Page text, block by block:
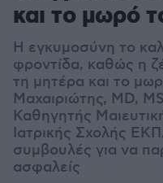
και το μωρό
Η εγκυμοσύνη το
φροντίδα, καθώς η
τη μητέρα και το
Μαχαιριώτης, MD,
Καθηγητής
Ιατρικής Σχολής
συμβουλές για να
ασφαλείς